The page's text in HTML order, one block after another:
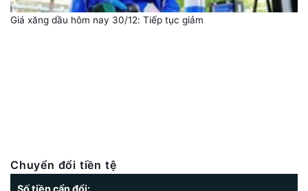
Giá xăng dầu hôm nay 30/12: Tiếp tục giảm
Chuyển đổi tiền tệ
Số tiền cẩn đổi: